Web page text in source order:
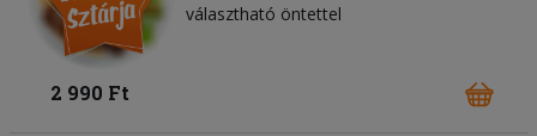
választható öntettel
2 990 Ft